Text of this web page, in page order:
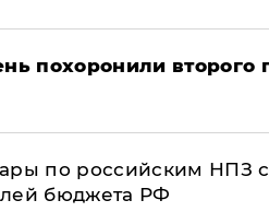
похоронили второго
по российским НПЗ
бюджета РФ